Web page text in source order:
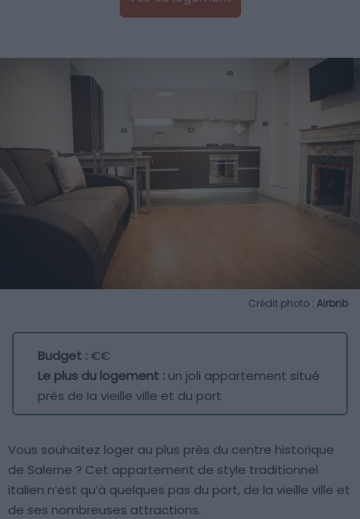
Crédit photo : Airbnb
Budget :€€
Le plus du logement : un joli appartement situé
près de la vieille ville et du port
Vous souhaitez loger au plus près du centre historique
de Salerne ? Cet appartement de style traditionnel
italien n’est qu’à quelques pas du port, de la vieille ville et
de ses nombreuses attractions.